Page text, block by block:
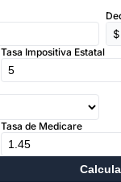
$
Tasa Impositiva Estatal
Tasa de Medicare